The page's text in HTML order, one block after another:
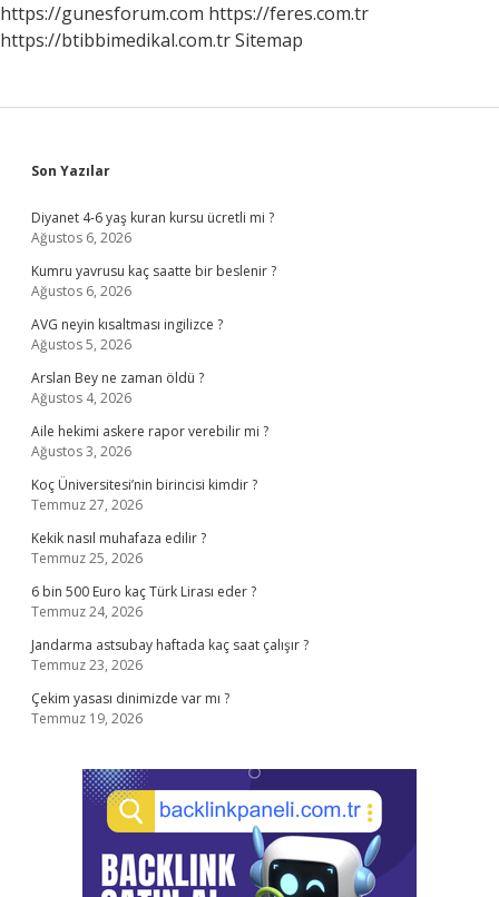
https://gunesforum.com https://feres.com.tr
https://btibbimedikal.com.trSitemap
Sidebar
Son Yazılar
Diyanet 4-6 yaş kuran kursu ücretli mi ?
Ağustos 6, 2026
Kumru yavrusu kaç saatte bir beslenir ?
Ağustos 6, 2026
AVG neyin kısaltması ingilizce ?
Ağustos 5, 2026
Arslan Bey ne zaman öldü ?
Ağustos 4, 2026
Aile hekimi askere rapor verebilir mi ?
Ağustos 3, 2026
Koç Üniversitesi’nin birincisi kimdir ?
Temmuz 27, 2026
Kekik nasıl muhafaza edilir ?
Temmuz 25, 2026
6 bin 500 Euro kaç Türk Lirası eder ?
Temmuz 24, 2026
Jandarma astsubay haftada kaç saat çalışır ?
Temmuz 23, 2026
Çekim yasası dinimizde var mı ?
Temmuz 19, 2026